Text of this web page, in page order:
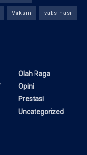
Vaksin vaksinasi
Olah Raga
Opini
Prestasi
Uncategorized